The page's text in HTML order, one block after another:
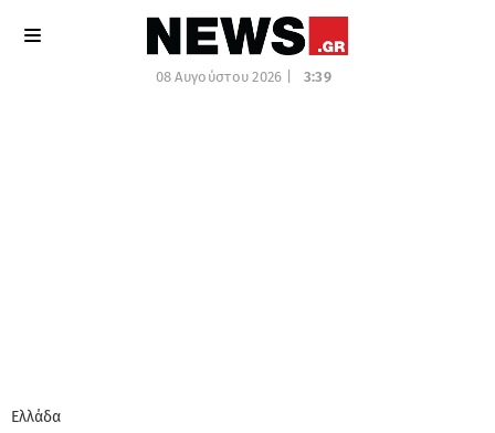
08 Αυγούστου 2026 | 3:39
Ελλάδα